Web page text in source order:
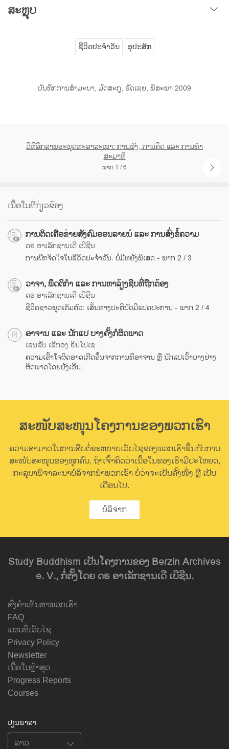
ສະຫຼຸບ
ຊີວິດປະຈຳວັນ ອຸປະສັກ
ບັນທຶກການສຳມະນາ, ມົດສະກູ, ຣັດເຊຍ, ພຶສະພາ 2009
ວິທີສຶກສາພຣະພຸດທະສາສະໜາ: ການຟັງ, ການຄິດ ແລະ ການທຳ
ສະມາທິ
ພາກ 1 / 6
ເນື້ອໃນທີ່ກ່ຽວຂ້ອງ
ການຕິດເຄືອຂ່າຍສັງຄົມອອນລາຍນ໌ ແລະ ການສົ່ງຂໍ້ຄວາມ
ດຣ ອາເລັກຊານເດີ ເບີຊີນ
ການຝຶກຈິດໃຈໃນຊີວິດປະຈຳວັນ: ບໍ່ມີຫຍັງພິເສດ - ພາກ 2 / 3
ວາຈາ, ພຶດຕິກຳ ແລະ ການຫາລ້ຽງຊີບທີ່ຖືກຕ້ອງ
ດຣ ອາເລັກຊານເດີ ເບີຊີນ
ຊີວິດຊາວພຸດເຕັມຕົວ: ເສັ້ນທາງປະຕິບັດມີແປດປະການ - ພາກ 2 / 4
ອາຈານ ແລະ ນັກແປ ບາງຄັ້ງກໍຜິດພາດ
ເຊນຊັບ ເຊີກອງ ຣິນໂປເຊ
ຄວາມເຂົ້າໃຈຜິດອາດເກີດຂຶ້ນຈາກການທີ່ອາຈານ ຫຼື ນັກແປເວົ້າບາງຢ່າງ
ຜິດພາດໂດຍບັງເອີນ.
ສະໜັບສະໜຸນໂຄງການຂອງພວກເຮົາ
ຄວາມສາມາດໃນການສືບຕໍ່ຂະຫຍາຍເວັບໄຊຂອງພວກເຮົາຂຶ້ນກັບການ
ສະໜັບສະໜຸນຂອງທຸກຄົນ. ຖ້າເຈົ້າຄິດວ່າເນື້ອໃນຂອງເຮົາມີປະໂຫຍດ,
ກະລຸນາພິຈາລະນາບໍລິຈາກນຳພວກເຮົາ ບໍ່ວ່າຈະເປັນຄັ້ງໜຶ່ງ ຫຼື ເປັນ
ເດືອນໄປ.
ບໍລິຈາກ
Study Buddhism ເປັນໂຄງການຂອງ Berzin Archives
e. V., ກໍ່ຕັ້ງໂດຍ ດຣ ອາເລັກຊານເດີ ເບີຊີນ.
ສົ່ງຄຳເຫັນຫາພວກເຮົາ
FAQ
ແຜນທີ່ເວັບໄຊ
Privacy Policy
Newsletter
ເນື້ອໃນຫຼ້າສຸດ
Progress Reports
Courses
ປ່ຽນພາສາ